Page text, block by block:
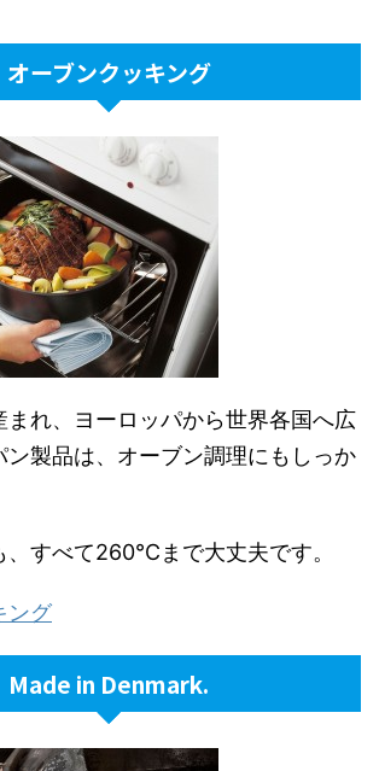
オーブンクッキング
まれ、ヨーロッパから世界各国へ広
ン製品は、オーブン調理にもしっか
、すべて260℃まで大丈夫です。
ング
Made in Denmark.